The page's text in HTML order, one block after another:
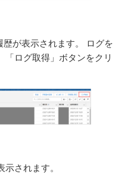
が表示されます。 ログを
ログ取得」ボタンをクリ
示されます。